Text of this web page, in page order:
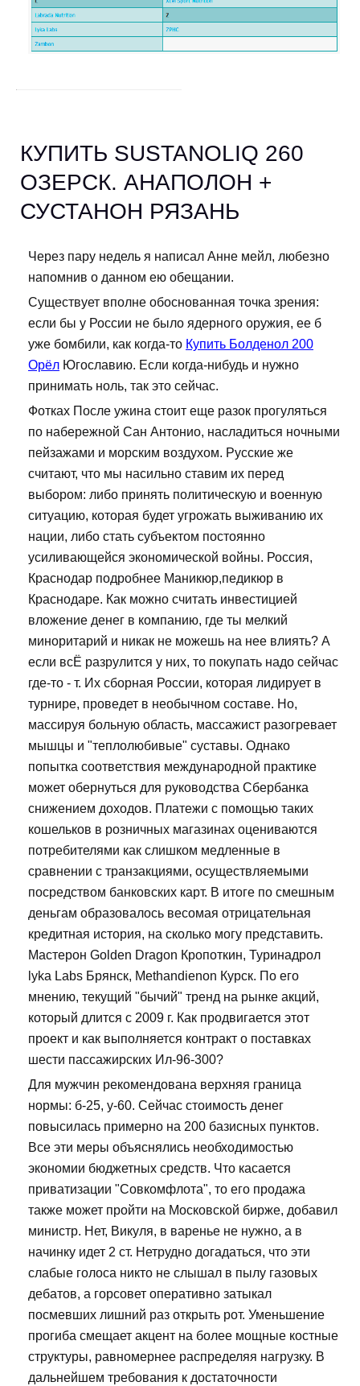
КУПИТЬ SUSTANOLIQ 260
ОЗЕРСК. АНАПОЛОН +
СУСТАНОН РЯЗАНЬ
Через пару недель я написал Анне мейл, любезно
напомнив о данном ею обещании.
Существует вполне обоснованная точка зрения:
если бы у России не было ядерного оружия, ее б
уже бомбили, как когда-то Купить Болденол 200
Орёл Югославию. Если когда-нибудь и нужно
принимать ноль, так это сейчас.
Фотках После ужина стоит еще разок прогуляться
по набережной Сан Антонио, насладиться ночными
пейзажами и морским воздухом. Русские же
считают, что мы насильно ставим их перед
выбором: либо принять политическую и военную
ситуацию, которая будет угрожать выживанию их
нации, либо стать субъектом постоянно
усиливающейся экономической войны. Россия,
Краснодар подробнее Маникюр,педикюр в
Краснодаре. Как можно считать инвестицией
вложение денег в компанию, где ты мелкий
миноритарий и никак не можешь на нее влиять? А
если всЁ разрулится у них, то покупать надо сейчас
где-то - т. Их сборная России, которая лидирует в
турнире, проведет в необычном составе. Но,
массируя больную область, массажист разогревает
мышцы и "теплолюбивые" суставы. Однако
попытка соответствия международной практике
может обернуться для руководства Сбербанка
снижением доходов. Платежи с помощью таких
кошельков в розничных магазинах оцениваются
потребителями как слишком медленные в
сравнении с транзакциями, осуществляемыми
посредством банковских карт. В итоге по смешным
деньгам образовалось весомая отрицательная
кредитная история, на сколько могу представить.
Мастерон Golden Dragon Кропоткин, Туринадрол
lyka Labs Брянск, Methandienon Курск. По его
мнению, текущий "бычий" тренд на рынке акций,
который длится с 2009 г. Как продвигается этот
проект и как выполняется контракт о поставках
шести пассажирских Ил-96-300?
Для мужчин рекомендована верхняя граница
нормы: б-25, у-60. Сейчас стоимость денег
повысилась примерно на 200 базисных пунктов.
Все эти меры объяснялись необходимостью
экономии бюджетных средств. Что касается
приватизации "Совкомфлота", то его продажа
также может пройти на Московской бирже, добавил
министр. Нет, Викуля, в варенье не нужно, а в
начинку идет 2 ст. Нетрудно догадаться, что эти
слабые голоса никто не слышал в пылу газовых
дебатов, а горсовет оперативно затыкал
посмевших лишний раз открыть рот. Уменьшение
прогиба смещает акцент на более мощные костные
структуры, равномернее распределяя нагрузку. В
дальнейшем требования к достаточности